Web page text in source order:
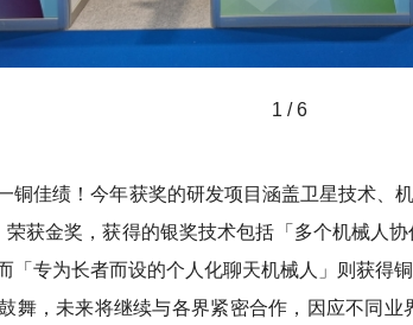
1 / 6
铜佳绩！今年获奖的研发项目涵盖卫星技术
获金奖，获得的银奖技术包括「多个机械人
专为长者而设的个人化聊天机械人」则获得铜
舞，未来将继续与各界紧密合作，因应不同